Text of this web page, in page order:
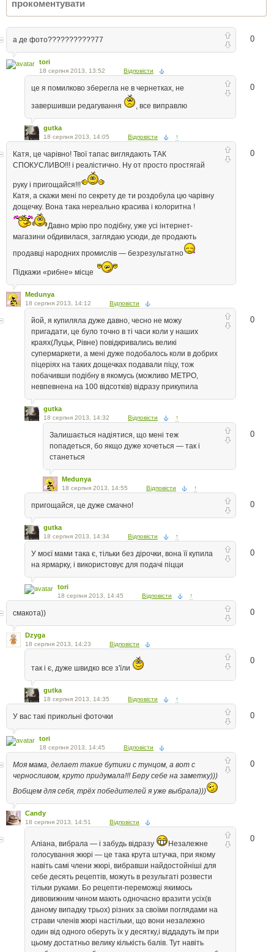
0
а де фото???????????77
tori
18 серпня 2013, 13:52 Відповісти
0
це я помилково зберегла не в чернетках, не
завершивши редагування , все виправлю
gutka
18 серпня 2013, 14:05 Відповісти ↑
0
Катя, це чарівно! Твої тапас виглядають ТАК
СПОКУСЛИВО!!! і реалістично. Ну от просто простягай
руку і пригощайся!!!
Катя, а скажи мені по секрету де ти роздобула цю чарівну
дощечку. Вона така нереально красива і колоритна !
Давно мрію про подібну, уже усі інтернет-
магазини обдивилася, заглядаю усюди, де продають
продавці народних промислів — безрезультатно
Підкажи «рибне» місце
Medunya
18 серпня 2013, 14:12 Відповісти
0
йой, я купиляла дуже давно, чесно не можу
пригадати, це було точно в ті часи коли у наших
краях(Луцьк, Рівне) повідкривались великі
супермаркети, а мені дуже подобалось коли в добрих
піцеріях на таких дощечках подавали піцу, тож
побачивши подібну в якомусь (можливо МЕТРО,
невпевнена на 100 відсотків) відразу прикупила
gutka
18 серпня 2013, 14:32 Відповісти ↑
0
Залишається надіятися, що мені теж
попадеться, бо якщо дуже хочеться — так і
станеться
Medunya
18 серпня 2013, 14:55 Відповісти ↑
0
пригощайся, це дуже смачно!
gutka
18 серпня 2013, 14:34 Відповісти ↑
0
У моєї мами така є, тільки без дірочки, вона її купила
на ярмарку, і використовує для подачі піцци
tori
18 серпня 2013, 14:45 Відповісти ↑
0
смакота))
Dzyga
18 серпня 2013, 14:23 Відповісти
0
так і є, дуже швидко все з'їли
gutka
18 серпня 2013, 14:35 Відповісти ↑
0
У вас такі прикольні фоточки
tori
18 серпня 2013, 14:45 Відповісти
0
Моя мама, делает такие бутики с тунцом, а вот с
черносливом, круто придумала!!! Беру себе на заметку)))
Вобщем для себя, трёх победителей я уже выбрала)))
Candy
18 серпня 2013, 14:51 Відповісти
0
Аліана, вибрала — і забудь відразу
Незалежне
голосування жюрі — це така крута штучка, при якому
навіть самі члени жюрі, вибравши найдостойніші для
себе десять рецептів, можуть в результаті розвести
тільки руками. Бо рецепти-переможці якимось
дивовижним чином мають одночасно вразити усіх(в
даному випадку трьох) різних за своїми поглядами на
страви членів жюрі настільки, що вони незалежно
один від одного оберуть їх у десятку,і віддадуть їм при
цьому достатньо велику кількість балів. Тут навіть